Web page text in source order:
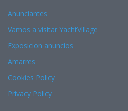
Anunciantes
Vamos a visitar YachtVillage
Exposicion anuncios
Amarres
Cookies Policy
Privacy Policy